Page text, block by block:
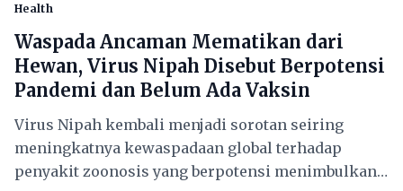
Health
Waspada Ancaman Mematikan dari
Hewan, Virus Nipah Disebut Berpotensi
Pandemi dan Belum Ada Vaksin
Virus Nipah kembali menjadi sorotan seiring
meningkatnya kewaspadaan global terhadap
penyakit zoonosis yang berpotensi menimbulkan